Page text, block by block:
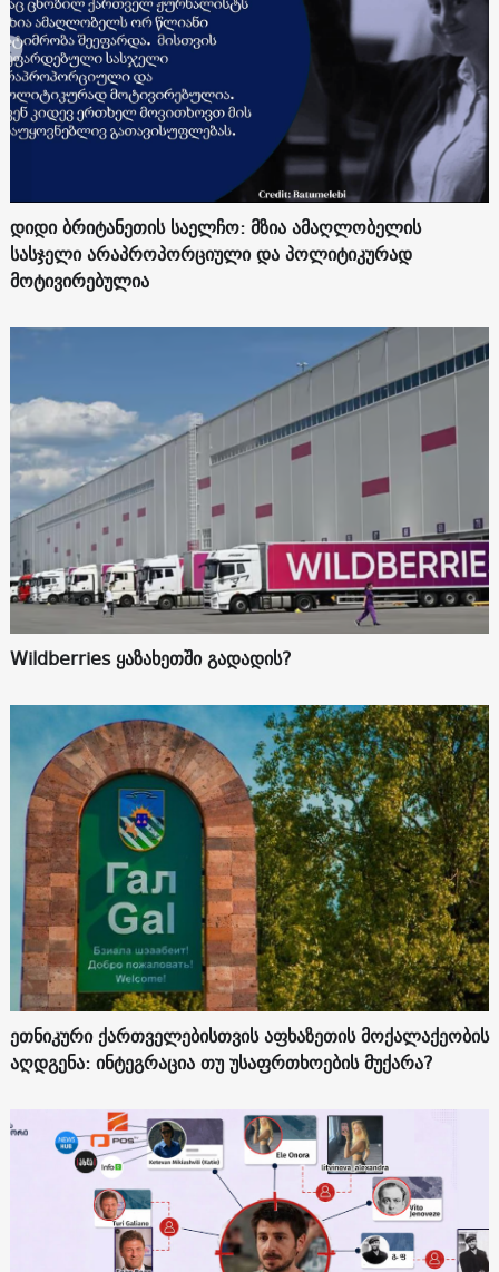
დიდი ბრიტანეთის საელჩო: მზია ამაღლობელის
სასჯელი არაპროპორციული და პოლიტიკურად
მოტივირებულია
Wildberries ყაზახეთში გადადის?
ეთნიკური ქართველებისთვის აფხაზეთის მოქალაქეობის
აღდგენა: ინტეგრაცია თუ უსაფრთხოების მუქარა?